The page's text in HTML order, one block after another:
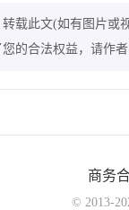
载此文(如有图片
的合法权益，请作
商务
© 2013-